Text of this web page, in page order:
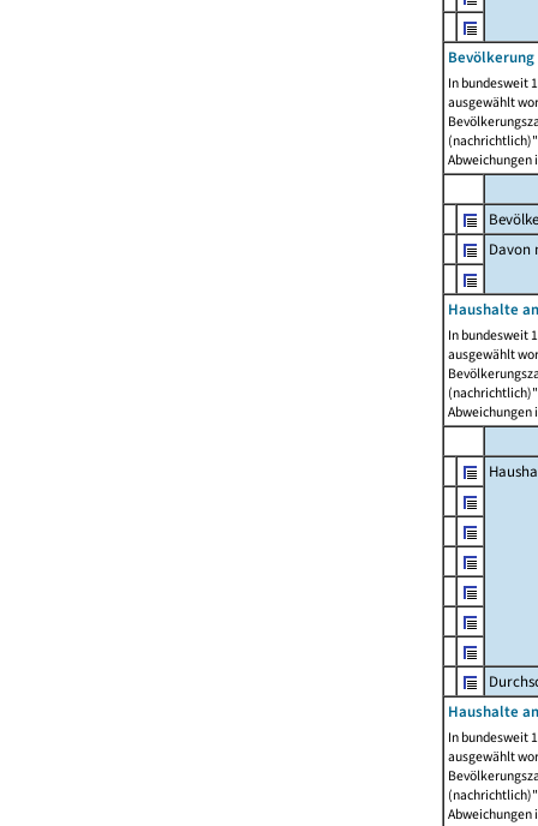
In bundesweit
ausgewählt
Abweichungen
Davon
Haushalte
In bundesweit
ausgewählt
Abweichungen
Haushalte
In bundesweit
ausgewählt
Abweichungen